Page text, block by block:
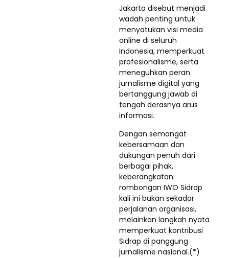
Jakarta disebut menjadi
wadah penting untuk
menyatukan visi media
online di seluruh
Indonesia, memperkuat
profesionalisme, serta
meneguhkan peran
jurnalisme digital yang
bertanggung jawab di
tengah derasnya arus
informasi.
Dengan semangat
kebersamaan dan
dukungan penuh dari
berbagai pihak,
keberangkatan
rombongan IWO Sidrap
kali ini bukan sekadar
perjalanan organisasi,
melainkan langkah nyata
memperkuat kontribusi
Sidrap di panggung
jurnalisme nasional.(*)